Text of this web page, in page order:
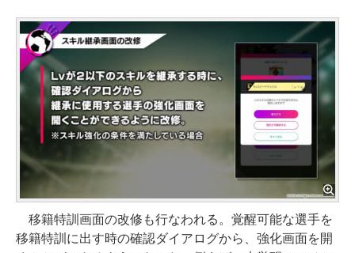
移籍特訓画面の改修も行なわれる。覚醒可能な選手を
移籍特訓に出す時の確認ダイアログから、強化画面を開